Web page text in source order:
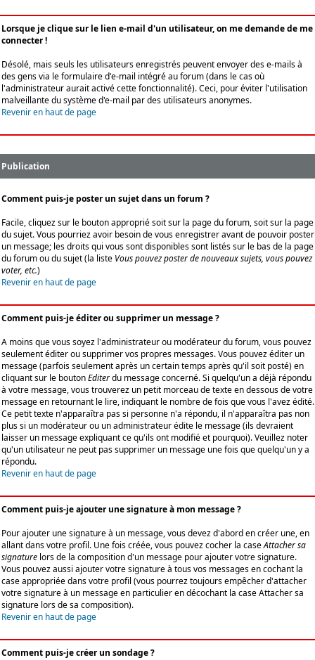
Lorsque je clique sur le lien e-mail d'un utilisateur, on me demande de me
connecter !
Désolé, mais seuls les utilisateurs enregistrés peuvent envoyer des e-mails à
des gens via le formulaire d'e-mail intégré au forum (dans le cas où
l'administrateur aurait activé cette fonctionnalité). Ceci, pour éviter l'utilisation
malveillante du système d'e-mail par des utilisateurs anonymes.
Revenir en haut de page
Publication
Comment puis-je poster un sujet dans un forum ?
Facile, cliquez sur le bouton approprié soit sur la page du forum, soit sur la page
du sujet. Vous pourriez avoir besoin de vous enregistrer avant de pouvoir poster
un message; les droits qui vous sont disponibles sont listés sur le bas de la page
du forum ou du sujet (la liste Vous pouvez poster de nouveaux sujets, vous pouvez
voter, etc.)
Revenir en haut de page
Comment puis-je éditer ou supprimer un message ?
A moins que vous soyez l'administrateur ou modérateur du forum, vous pouvez
seulement éditer ou supprimer vos propres messages. Vous pouvez éditer un
message (parfois seulement après un certain temps après qu'il soit posté) en
cliquant sur le boutonEditerdu message concerné. Si quelqu'un a déjà répondu
à votre message, vous trouverez un petit morceau de texte en dessous de votre
message en retournant le lire, indiquant le nombre de fois que vous l'avez édité.
Ce petit texte n'apparaîtra pas si personne n'a répondu, il n'apparaîtra pas non
plus si un modérateur ou un administrateur édite le message (ils devraient
laisser un message expliquant ce qu'ils ont modifié et pourquoi). Veuillez noter
qu'un utilisateur ne peut pas supprimer un message une fois que quelqu'un y a
répondu.
Revenir en haut de page
Comment puis-je ajouter une signature à mon message ?
Pour ajouter une signature à un message, vous devez d'abord en créer une, en
allant dans votre profil. Une fois créée, vous pouvez cocher la caseAttacher sa
signature lors de la composition d'un message pour ajouter votre signature.
Vous pouvez aussi ajouter votre signature à tous vos messages en cochant la
case appropriée dans votre profil (vous pourrez toujours empêcher d'attacher
votre signature à un message en particulier en décochant la case Attacher sa
signature lors de sa composition).
Revenir en haut de page
Comment puis-je créer un sondage ?